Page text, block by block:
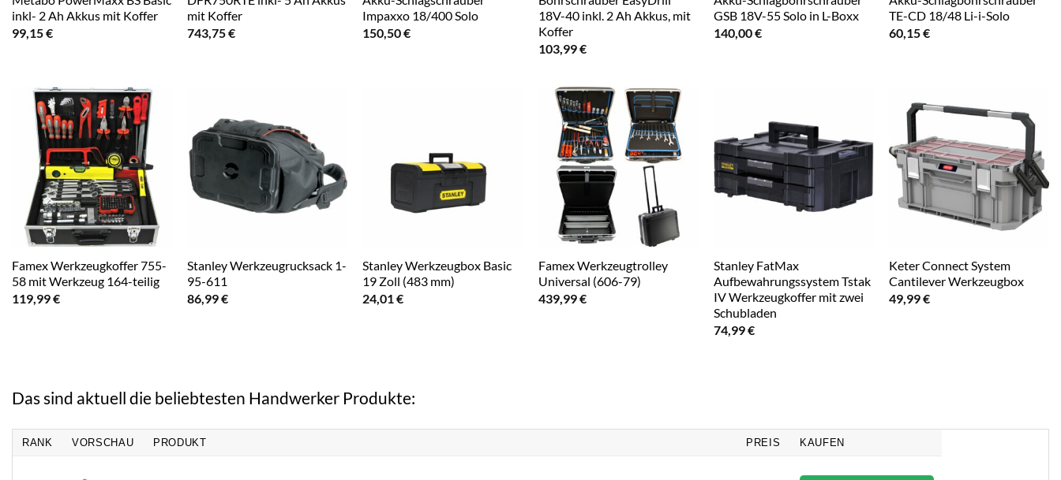
inkl- 2 Ah Akkus mit Koffer
99,15€
mit Koffer
743,75€
Impaxxo 18/400 Solo
150,50€
18V-40 inkl. 2 Ah Akkus, mit
Koffer
103,99€
GSB 18V-55 Solo in L-Boxx
140,00€
TE-CD 18/48 Li-i-Solo
60,15€
Famex Werkzeugkoffer 755-
58 mit Werkzeug 164-teilig
119,99€
Stanley Werkzeugrucksack 1-
95-611
86,99€
Stanley Werkzeugbox Basic
19 Zoll (483 mm)
24,01€
Famex Werkzeugtrolley
Universal (606-79)
439,99€
Stanley FatMax
Aufbewahrungssystem Tstak
IV Werkzeugkoffer mit zwei
Schubladen
74,99€
Keter Connect System
Cantilever Werkzeugbox
49,99€
Das sind aktuell die beliebtesten Handwerker Produkte:
RANK VORSCHAU PRODUKT PREIS KAUFEN